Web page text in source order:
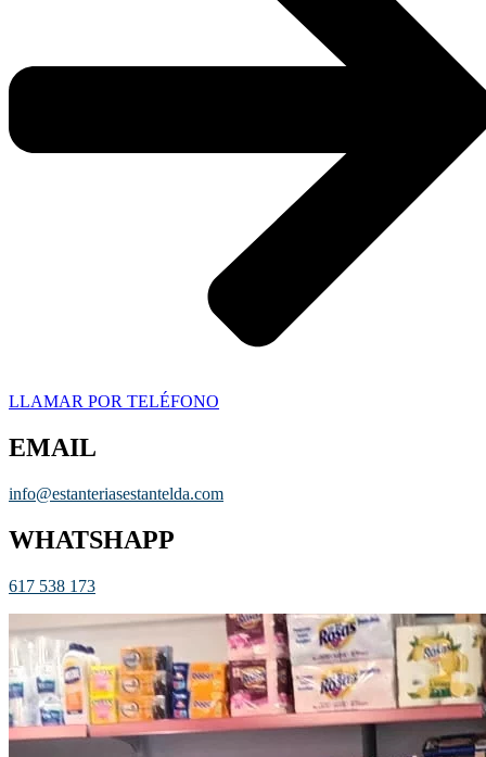
LLAMAR POR TELÉFONO
EMAIL
info@estanteriasestantelda.com
WHATSHAPP
617 538 173